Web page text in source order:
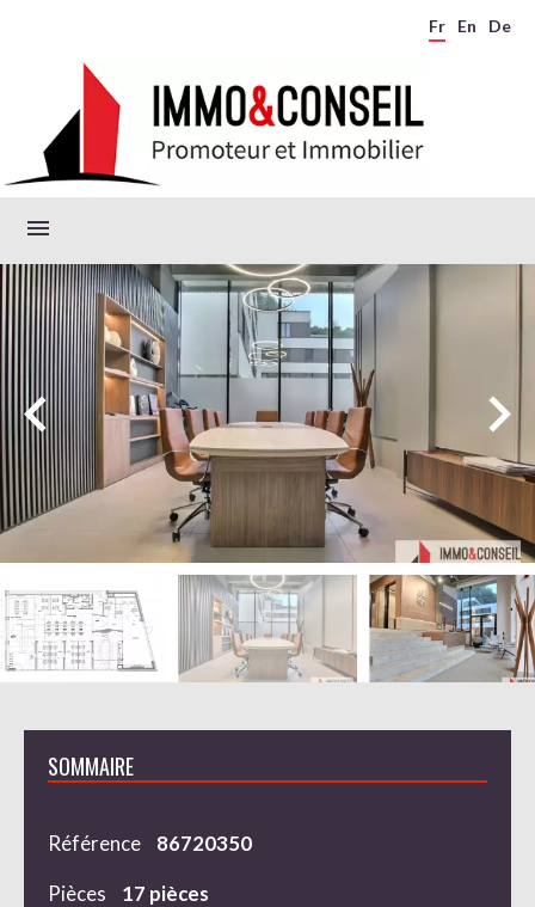
Fr En De
SOMMAIRE
Référence
86720350
Pièces
17 pièces